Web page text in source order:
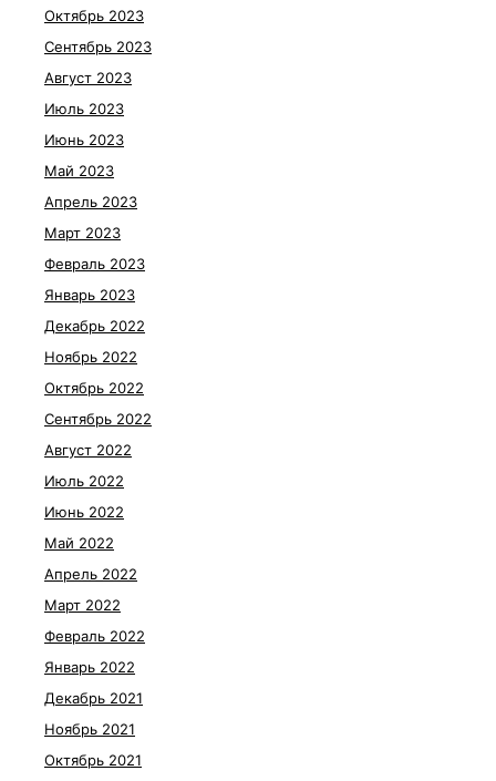
Октябрь 2023
Сентябрь 2023
Август 2023
Июль 2023
Июнь 2023
Май 2023
Апрель 2023
Март 2023
Февраль 2023
Январь 2023
Декабрь 2022
Ноябрь 2022
Октябрь 2022
Сентябрь 2022
Август 2022
Июль 2022
Июнь 2022
Май 2022
Апрель 2022
Март 2022
Февраль 2022
Январь 2022
Декабрь 2021
Ноябрь 2021
Октябрь 2021